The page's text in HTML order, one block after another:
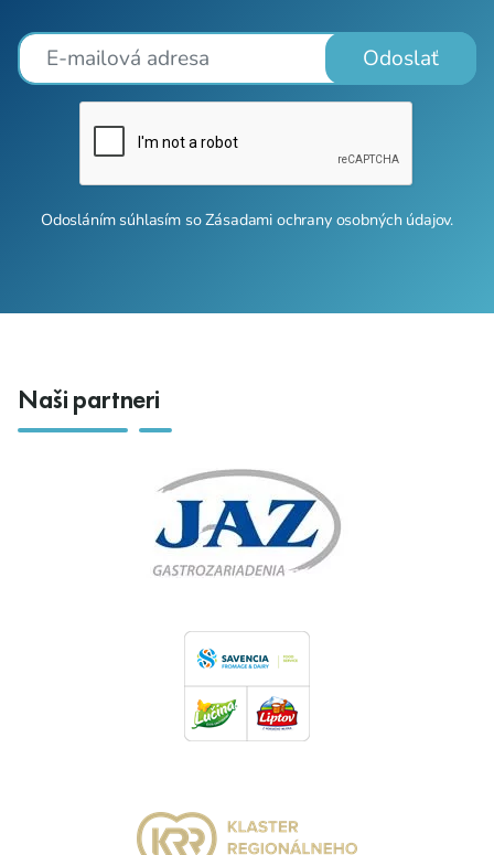
Odoslať
Odosláním súhlasím soZásadami ochrany osobných údajov.
Naši partneri